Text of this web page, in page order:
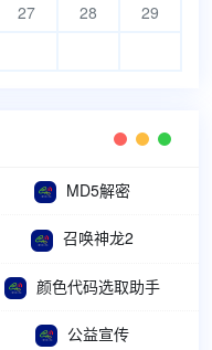
27 28
29
MD5解密
召唤神龙2
颜色代码选取助手
公益宣传